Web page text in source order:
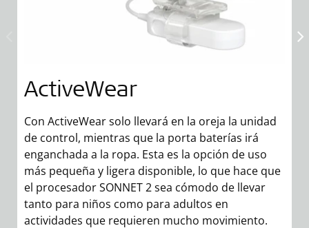
ActiveWear
Con ActiveWear solo llevará en la oreja la unidad
de control, mientras que la porta baterías irá
enganchada a la ropa. Esta es la opción de uso
más pequeña y ligera disponible, lo que hace que
el procesador SONNET 2 sea cómodo de llevar
tanto para niños como para adultos en
actividades que requieren mucho movimiento.